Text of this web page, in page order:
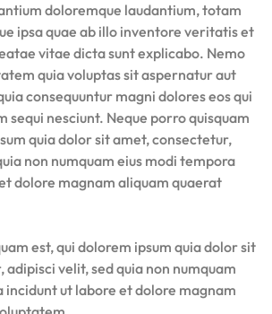
doloremque laudantium, totam
ipsa quae ab illo inventore veritatis et
vitae dicta sunt explicabo. Nemo
quia voluptas sit aspernatur aut
consequuntur magni dolores eos qui
sequi nesciunt. Neque porro quisquam
quia dolor sit amet, consectetur,
non numquam eius modi tempora
dolore magnam aliquam quaerat
est, qui dolorem ipsum quia dolor sit
velit, sed quia non numquam
incidunt ut labore et dolore magnam